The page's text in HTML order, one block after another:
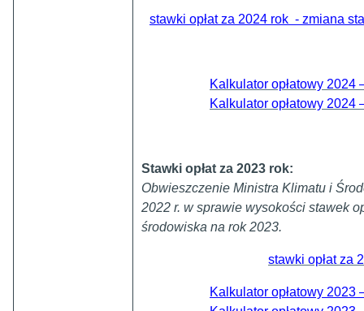
stawki opłat za 2024 rok - zmiana
Kalkulator opłatowy 2024
Kalkulator opłatowy 2024
Stawki opłat za 2023 rok:
Obwieszczenie Ministra Klimatu i
2022 r. w sprawie wysokości stawek
środowiska na rok 2023.
stawki opłat za
Kalkulator opłatowy 2023